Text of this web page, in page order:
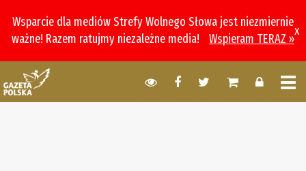
Wsparcie dla mediów Strefy Wolnego Słowa jest niezmiernie
ważne! Razem ratujmy niezależne media!
Wspieram TERAZ »
x